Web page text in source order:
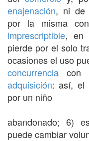
enajenación, ni de
por la misma
imprescriptible, en
pierde por el solo
ocasiones el uso
concurrencia con
adquisición: así,
por un niño
abandonado; 6)
puede cambiar